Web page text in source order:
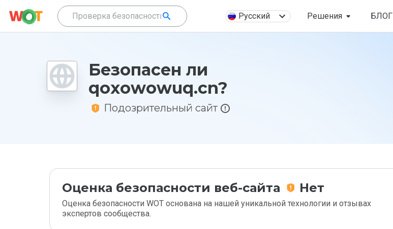
Русский Решения БЛОГ
Безопасен ли
qoxowowuq.cn?
Подозрительный сайт
Оценка безопасности веб-сайта Нет
Оценка безопасности WOT основана на нашей уникальной технологии и отзывах
экспертов сообщества.